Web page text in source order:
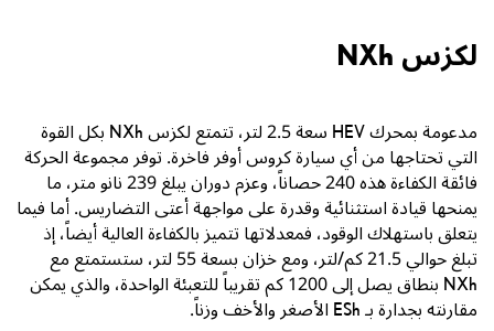
لكزس NXh
مدعومة بمحركHEVسعة2.5لتر، تتمتع لكزسNXhبكل القوة
التي تحتاجها من أي سيارة كروس أوفر فاخرة. توفر مجموعة الحركة
فائقة الكفاءة هذه240حصاناً، وعزم دوران يبلغ239نانو متر، ما
يمنحها قيادة استثنائية وقدرة على مواجهة أعتى التضاريس. أما فيما
يتعلق باستهلاك الوقود، فمعدلاتها تتميز بالكفاءة العالية أيضاً، إذ
تبلغ حوالي21.5كم/لتر، ومع خزان بسعة55لتر، ستستمتع مع
NXhبنطاق يصل إلى1200كم تقريباً للتعبئة الواحدة، والذي يمكن
مقارنته بجدارة بـEShالأصغر والأخف وزناً.